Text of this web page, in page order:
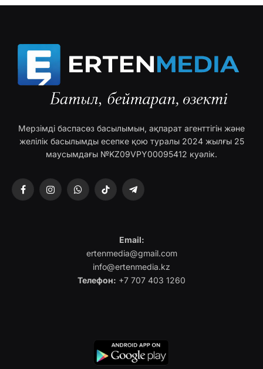
Мерзімді баспасөз басылымын, ақпарат агенттігін және
желілік басылымды есепке қою туралы 2024 жылғы 25
маусымдағы №KZ09VPY00095412 куәлік.
FacebookInstagramWhatsAppTikTok Telegram
Email:
ertenmedia@gmail.com
info@ertenmedia.kz
Телефон: +7 707 403 1260